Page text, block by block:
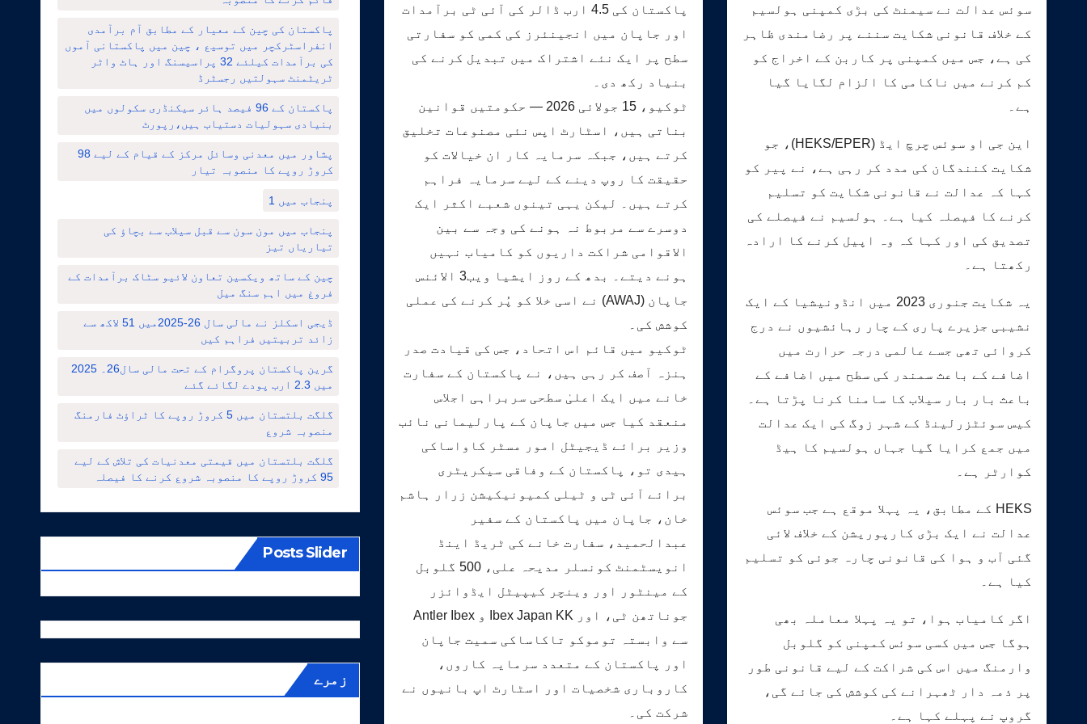
سوئس عدالت نے سیمنٹ کی بڑی کمپنی ہولسیم
کے خلاف قانونی شکایت سننے پر رضامندی ظاہر
کی ہے، جس میں کمپنی پر کاربن کے اخراج کو
کم کرنے میں ناکامی کا الزام لگایا گیا
ہے۔
این جی او سوئس چرچ ایڈ (HEKS/EPER)، جو
شکایت کنندگان کی مدد کر رہی ہے، نے پیر کو
کہا کہ عدالت نے قانونی شکایت کو تسلیم
کرنے کا فیصلہ کیا ہے۔ ہولسیم نے فیصلے کی
تصدیق کی اور کہا کہ وہ اپیل کرنے کا ارادہ
رکھتا ہے۔
یہ شکایت جنوری 2023 میں انڈونیشیا کے ایک
نشیبی جزیرے پاری کے چار رہائشیوں نے درج
کروائی تھی جسے عالمی درجہ حرارت میں
اضافے کے باعث سمندر کی سطح میں اضافے کے
باعث بار بار سیلاب کا سامنا کرنا پڑتا ہے۔
کیس سوئٹزرلینڈ کے شہر زوگ کی ایک عدالت
میں جمع کرایا گیا جہاں ہولسیم کا ہیڈ
کوارٹر ہے۔
HEKS کے مطابق، یہ پہلا موقع ہے جب سوئس
عدالت نے ایک بڑی کارپوریشن کے خلاف لائی
گئی آب و ہوا کی قانونی چارہ جوئی کو تسلیم
کیا ہے۔
اگر کامیاب ہوا، تو یہ پہلا معاملہ بھی
ہوگا جس میں کسی سوئس کمپنی کو گلوبل
وارمنگ میں اس کی شراکت کے لیے قانونی طور
پر ذمہ دار ٹھہرانے کی کوشش کی جائے گی،
گروپ نے پہلے کہا ہے۔
پاکستان کی 4.5 ارب ڈالر کی آئی ٹی برآمدات
اور جاپان میں انجینئرز کی کمی کو سفارتی
سطح پر ایک نئے اشتراک میں تبدیل کرنے کی
بنیاد رکھ دی۔
ٹوکیو، 15 جولائی 2026 — حکومتیں قوانین
بناتی ہیں، اسٹارٹ اپس نئی مصنوعات تخلیق
کرتے ہیں، جبکہ سرمایہ کار ان خیالات کو
حقیقت کا روپ دینے کے لیے سرمایہ فراہم
کرتے ہیں۔ لیکن یہی تینوں شعبے اکثر ایک
دوسرے سے مربوط نہ ہونے کی وجہ سے بین
الاقوامی شراکت داریوں کو کامیاب نہیں
ہونے دیتے۔ بدھ کے روز ایشیا ویب3 الائنس
جاپان (AWAJ) نے اسی خلا کو پُر کرنے کی عملی
کوشش کی۔
ٹوکیو میں قائم اس اتحاد، جس کی قیادت صدر
ہنزہ آصف کر رہی ہیں، نے پاکستان کے سفارت
خانے میں ایک اعلیٰ سطحی سربراہی اجلاس
منعقد کیا جس میں جاپان کے پارلیمانی نائب
وزیر برائے ڈیجیٹل امور مسٹر کاواساکی
ہیدی تو، پاکستان کے وفاقی سیکریٹری
برائے آئی ٹی و ٹیلی کمیونیکیشن زرار ہاشم
خان، جاپان میں پاکستان کے سفیر
عبدالحمید، سفارت خانے کی ٹریڈ اینڈ
انویسٹمنٹ کونسلر مدیحہ علی، 500 گلوبل
کے مینٹور اور وینچر کیپیٹل ایڈوائزر
جوناتھن ٹی، اور Ibex Japan KK و Antler Ibex
سے وابستہ توموکو تاکاساکی سمیت جاپان
اور پاکستان کے متعدد سرمایہ کاروں،
کاروباری شخصیات اور اسٹارٹ اپ بانیوں نے
شرکت کی۔
پاکستان کی چین کے معیار کے مطابق آم برآمدی
انفراسٹرکچر میں توسیع ، چین میں پاکستانی آموں
کی برآمدات کیلئے 32 پراسیسنگ اور ہاٹ واٹر
ٹریٹمنٹ سہولتیں رجسٹرڈ
پاکستان کے 96 فیصد ہائر سیکنڈری سکولوں میں
بنیادی سہولیات دستیاب ہیں،رپورٹ
پشاور میں معدنی وسائل مرکز کے قیام کے لیے 98
کروڑ روپے کا منصوبہ تیار
پنجاب میں 1
پنجاب میں مون سون سے قبل سیلاب سے بچاؤ کی
تیاریاں تیز
چین کے ساتھ ویکسین تعاون لائیو سٹاک برآمدات کے
فروغ میں اہم سنگ میل
ڈیجی اسکلز نے مالی سال 26-2025میں 51 لاکھ سے
زائد تربیتیں فراہم کیں
گرین پاکستان پروگرام کے تحت مالی سال26۔ 2025
میں 2.3 ارب پودے لگائے گئے
گلگت بلتستان میں 5 کروڑ روپے کا ٹراؤٹ فارمنگ
منصوبہ شروع
گلگت بلتستان میں قیمتی معدنیات کی تلاش کے لیے
95 کروڑ روپے کا منصوبہ شروع کرنے کا فیصلہ
Posts Slider
زمرے